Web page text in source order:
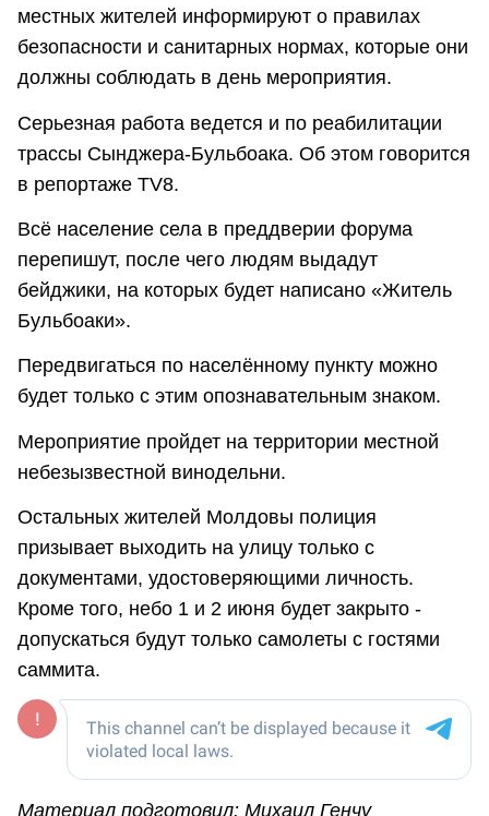
местных жителей информируют о правилах
безопасности и санитарных нормах, которые они
должны соблюдать в день мероприятия.
Серьезная работа ведется и по реабилитации
трассы Сынджера-Бульбоака. Об этом говорится
в репортаже TV8.
Всё население села в преддверии форума
перепишут, после чего людям выдадут
бейджики, на которых будет написано «Житель
Бульбоаки».
Передвигаться по населённому пункту можно
будет только с этим опознавательным знаком.
Мероприятие пройдет на территории местной
небезызвестной винодельни.
Остальных жителей Молдовы полиция
призывает выходить на улицу только с
документами, удостоверяющими личность.
Кроме того, небо 1 и 2 июня будет закрыто -
допускаться будут только самолеты с гостями
саммита.
Материал подготовил: Михаил Генчу